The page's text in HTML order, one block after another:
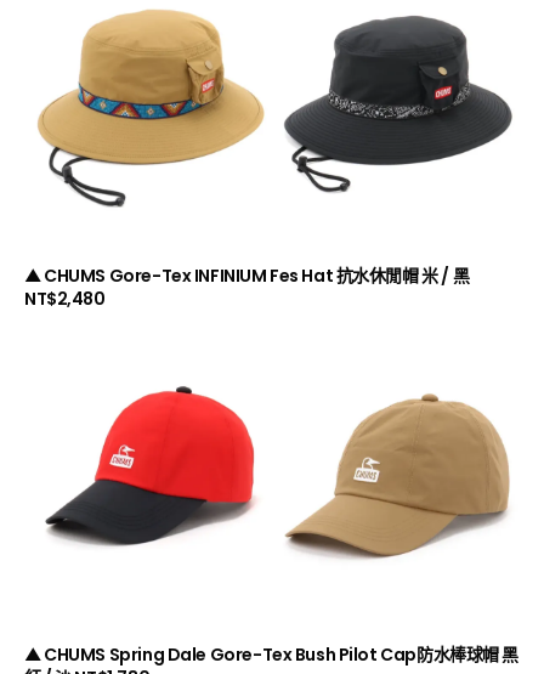
▲ CHUMS Gore-Tex INFINIUM Fes Hat 抗水休閒帽 米 / 黑
NT$2,480
▲ CHUMS Spring Dale Gore-Tex Bush Pilot Cap防水棒球帽 黑